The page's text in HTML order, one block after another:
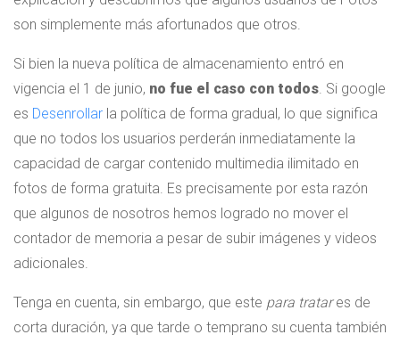
son simplemente más afortunados que otros.
Si bien la nueva política de almacenamiento entró en
vigencia el 1 de junio, no fue el caso con todos. Si google
es Desenrollar la política de forma gradual, lo que significa
que no todos los usuarios perderán inmediatamente la
capacidad de cargar contenido multimedia ilimitado en
fotos de forma gratuita. Es precisamente por esta razón
que algunos de nosotros hemos logrado no mover el
contador de memoria a pesar de subir imágenes y videos
adicionales.
Tenga en cuenta, sin embargo, que este para tratares de
corta duración, ya que tarde o temprano su cuenta también